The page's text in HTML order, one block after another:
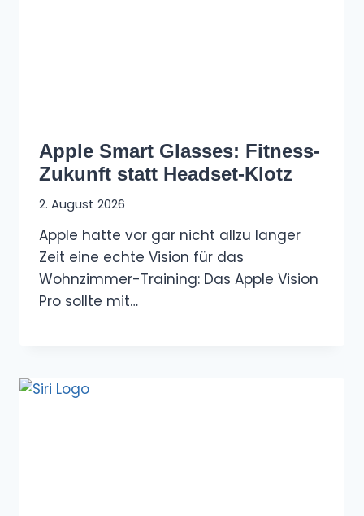
Apple Smart Glasses: Fitness-
Zukunft statt Headset-Klotz
2. August 2026
Apple hatte vor gar nicht allzu langer
Zeit eine echte Vision für das
Wohnzimmer-Training: Das Apple Vision
Pro sollte mit…